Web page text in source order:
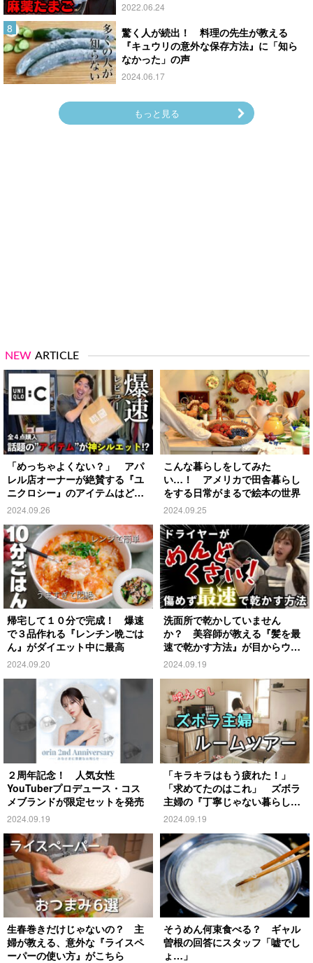
2022.06.24
驚く人が続出！ 料理の先生が教える
『キュウリの意外な保存方法』に「知ら
なかった」の声
2024.06.17
もっと見る
NEW ARTICLE
「めっちゃよくない？」 アパ
レル店オーナーが絶賛する『ユ
ニクロシー』のアイテムはど
れ？
2024.09.26
こんな暮らしをしてみた
い…！ アメリカで田舎暮らし
をする日常がまるで絵本の世界
2024.09.25
帰宅して１０分で完成！ 爆速
で３品作れる『レンチン晩ごは
ん』がダイエット中に最高
2024.09.20
洗面所で乾かしていません
か？ 美容師が教える『髪を最
速で乾かす方法』が目からウロ
コ
2024.09.19
２周年記念！ 人気女性
YouTuberプロデュース・コス
メブランドが限定セットを発売
2024.09.19
「キラキラはもう疲れた！」
「求めてたのはこれ」 ズボラ
主婦の『丁寧じゃない暮らし』
がこちら
2024.09.19
生春巻きだけじゃないの？ 主
婦が教える、意外な『ライスペ
ーパーの使い方』がこちら
そうめん何束食べる？ ギャル
曽根の回答にスタッフ「嘘でし
ょ…」